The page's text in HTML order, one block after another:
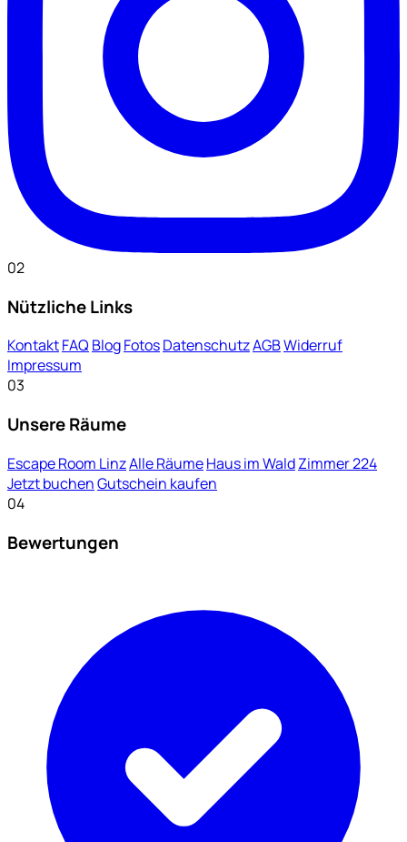
02
Nützliche Links
KontaktFAQ BlogFotosDatenschutzAGBWiderruf
Impressum
03
Unsere Räume
Escape Room LinzAlle RäumeHaus im WaldZimmer 224
Jetzt buchenGutschein kaufen
04
Bewertungen